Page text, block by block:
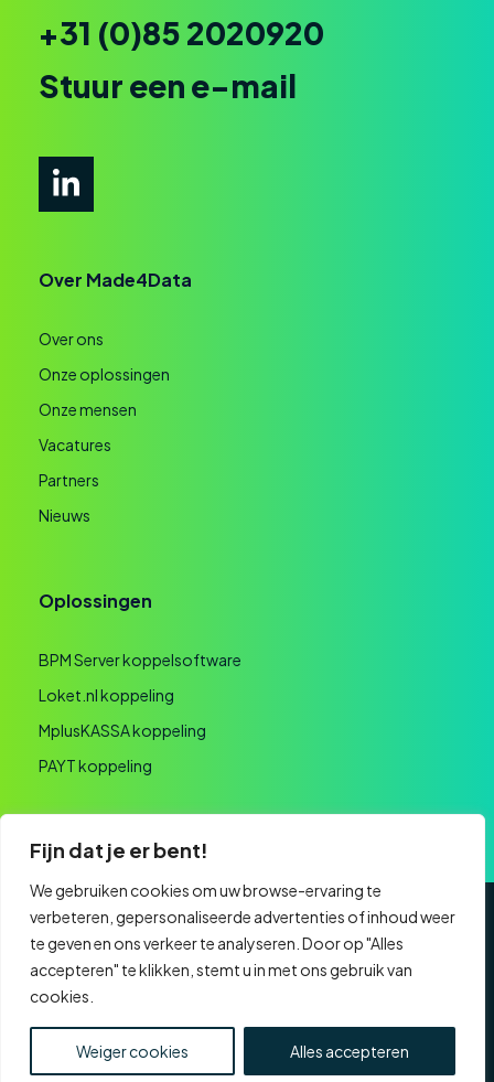
Fijn dat je er bent!
We gebruiken cookies om uw browse-ervaring te
verbeteren, gepersonaliseerde advertenties of inhoud weer
te geven en ons verkeer te analyseren. Door op "Alles
accepteren" te klikken, stemt u in met ons gebruik van
cookies.
Weiger cookies Alles accepteren
+31 (0)85 2020920
Stuur een e-mail
Over Made4Data
Over ons
Onze oplossingen
Onze mensen
Vacatures
Partners
Nieuws
Oplossingen
BPM Server koppelsoftware
Loket.nl koppeling
MplusKASSA koppeling
PAYT koppeling
Algemene voorwaarden
Privacyverklaring
Website realisatie
KVK: 60091193 | BTW: NL853761759B01 | Onderdeel
Nexa Software Group